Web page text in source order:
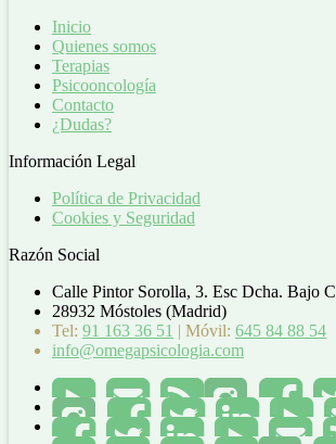
Inicio
Quienes somos
Terapias
Psicooncología
Contacto
¿Dudas?
Información Legal
Política de Privacidad
Cookies y Seguridad
Razón Social
Calle Pintor Sorolla, 3. Esc Dcha. Bajo C
28932 Móstoles (Madrid)
Tel: 91 163 36 51 | Móvil: 645 84 88 54
info@omegapsicologia.com